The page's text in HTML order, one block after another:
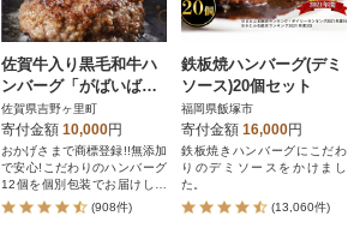
佐賀牛入り黒毛和牛ハ
ンバーグ「がばいばー
ぐ」140g×12個
佐賀県吉野ヶ里町
寄付金額 10,000円
おかげさまで商標登録!!無添加
で安心!こだわりのハンバーグ
12個を個別包装でお届けしま
す。
(908件)
鉄板焼ハンバーグ(デミ
ソース)20個セット
福岡県飯塚市
寄付金額 16,000円
鉄板焼きハンバーグにこだわ
りのデミソースをかけまし
た。
(13,060件)